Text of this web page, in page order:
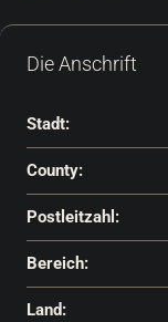
Die Anschrift
Stadt:
County:
Postleitzahl:
Bereich:
Land: